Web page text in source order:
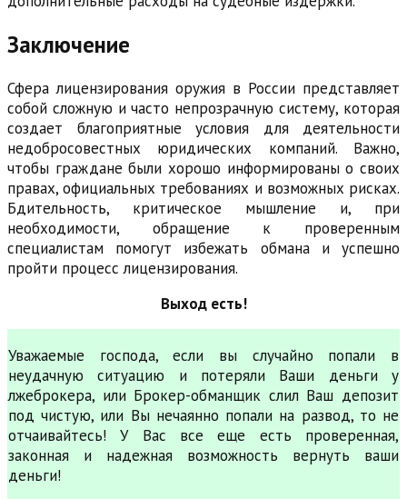
Заключение
Сфера лицензирования оружия в России представляет
собой сложную и часто непрозрачную систему, которая
создает благоприятные условия для деятельности
недобросовестных юридических компаний. Важно,
чтобы граждане были хорошо информированы о своих
правах, официальных требованиях и возможных рисках.
Бдительность, критическое мышление и, при
необходимости, обращение к проверенным
специалистам помогут избежать обмана и успешно
пройти процесс лицензирования.
Выход есть!
Уважаемые господа, если вы случайно попали в
неудачную ситуацию и потеряли Ваши деньги у
лжеброкера, или Брокер-обманщик слил Ваш депозит
под чистую, или Вы нечаянно попали на развод, то не
отчаивайтесь! У Вас все еще есть проверенная,
законная и надежная возможность вернуть ваши
деньги!